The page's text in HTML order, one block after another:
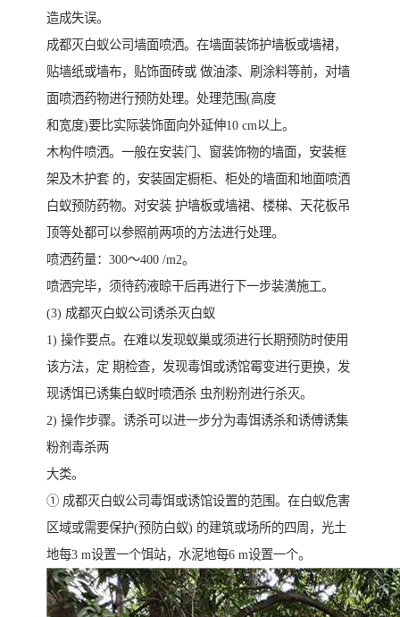
造成失误。
成都灭白蚁公司墙面喷洒。在墙面装饰护墙板或墙裙，
贴墙纸或墙布，贴饰面砖或 做油漆、刷涂料等前，对墙
面喷洒药物进行预防处理。处理范围(高度
和宽度)要比实际装饰面向外延伸10 cm以上。
木构件喷洒。一般在安装门、窗装饰物的墙面，安装框
架及木护套 的，安装固定橱柜、柜处的墙面和地面喷洒
白蚁预防药物。对安装 护墙板或墙裙、楼梯、天花板吊
顶等处都可以参照前两项的方法进行处理。
喷洒药量：300～400 /m2。
喷洒完毕，须待药液晾干后再进行下一步装潢施工。
(3) 成都灭白蚁公司诱杀灭白蚁
1) 操作要点。在难以发现蚁巢或须进行长期预防时使用
该方法，定 期检查，发现毒饵或诱馆霉变进行更换，发
现诱饵已诱集白蚁时喷洒杀 虫剂粉剂进行杀灭。
2) 操作步骤。诱杀可以进一步分为毒饵诱杀和诱傅诱集
粉剂毒杀两
大类。
① 成都灭白蚁公司毒饵或诱馆设置的范围。在白蚁危害
区域或需要保护(预防白蚁) 的建筑或场所的四周，光土
地每3 m设置一个饵站，水泥地每6 m设置一个。